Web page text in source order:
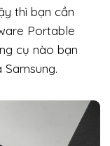
thì bạn cần
Portable
cụ nào bạn